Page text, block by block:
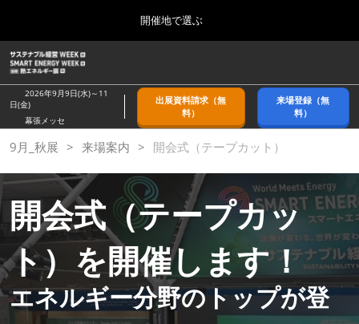
ッ
プ
し
て
進
む
to
close
the
menu.
開催地で選ぶ
幕張メッセ/Makuhari Messe, Japan
2026年09月09日
11月_関西展
2026年11月18日
インテックス大阪/INTEX Osaka
3月_春展
2027年03月24日
東京ビッグサイト/Tokyo Big Sight
ー
バ
ル
ナ
ビ
ー
ン
を
折
り
た
た
む
2026年9月9日(水)～11
日(金)
幕張メッセ
出展資料請求（無
料）
来場登録（無
料）
9月_秋展 来場案内 開会式（テープカット）
開会式（テープカッ
ト）を開催します！
エネルギー分野のトップが登